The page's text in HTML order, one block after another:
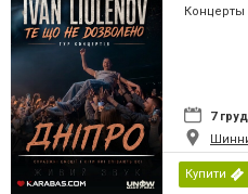
Концерты
7
Купити